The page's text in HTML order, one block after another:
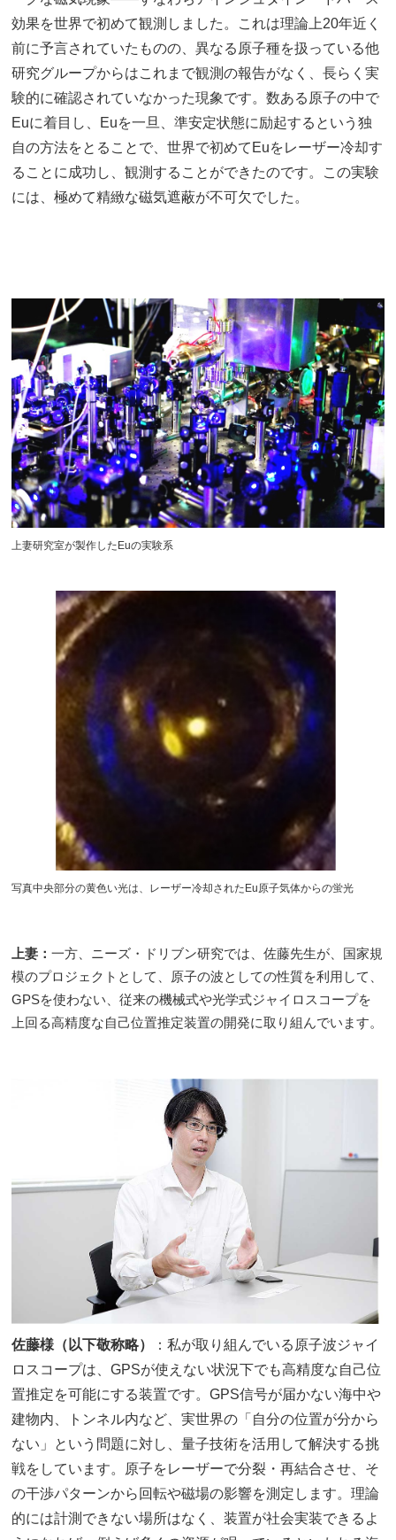
効果を世界で初めて観測しました。これは理論上20年近く
前に予言されていたものの、異なる原子種を扱っている他
研究グループからはこれまで観測の報告がなく、長らく実
験的に確認されていなかった現象です。数ある原子の中で
Euに着目し、Euを一旦、準安定状態に励起するという独
自の方法をとることで、世界で初めてEuをレーザー冷却す
ることに成功し、観測することができたのです。この実験
には、極めて精緻な磁気遮蔽が不可欠でした。
上妻研究室が製作したEuの実験系
写真中央部分の黄色い光は、レーザー冷却されたEu原子気体からの蛍光
上妻：一方、ニーズ・ドリブン研究では、佐藤先生が、国家規
模のプロジェクトとして、原子の波としての性質を利用して、
GPSを使わない、従来の機械式や光学式ジャイロスコープを
上回る高精度な自己位置推定装置の開発に取り組んでいます。
佐藤様（以下敬称略）
：私が取り組んでいる原子波ジャイ
ロスコープは、GPSが使えない状況下でも高精度な自己位
置推定を可能にする装置です。GPS信号が届かない海中や
建物内、トンネル内など、実世界の「自分の位置が分から
ない」という問題に対し、量子技術を活用して解決する挑
戦をしています。原子をレーザーで分裂・再結合させ、そ
の干渉パターンから回転や磁場の影響を測定します。理論
的には計測できない場所はなく、装置が社会実装できるよ